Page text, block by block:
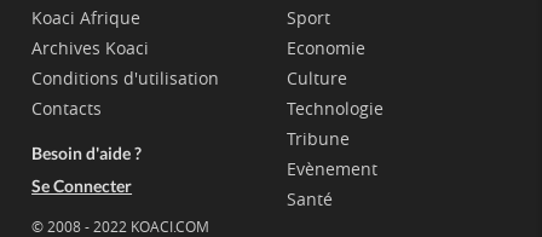
Koaci Afrique
Archives Koaci
Conditions d'utilisation
Contacts
Besoin d'aide ?
Se Connecter
© 2008 - 2022 KOACI.COM
Sport
Economie
Culture
Technologie
Tribune
Evènement
Santé